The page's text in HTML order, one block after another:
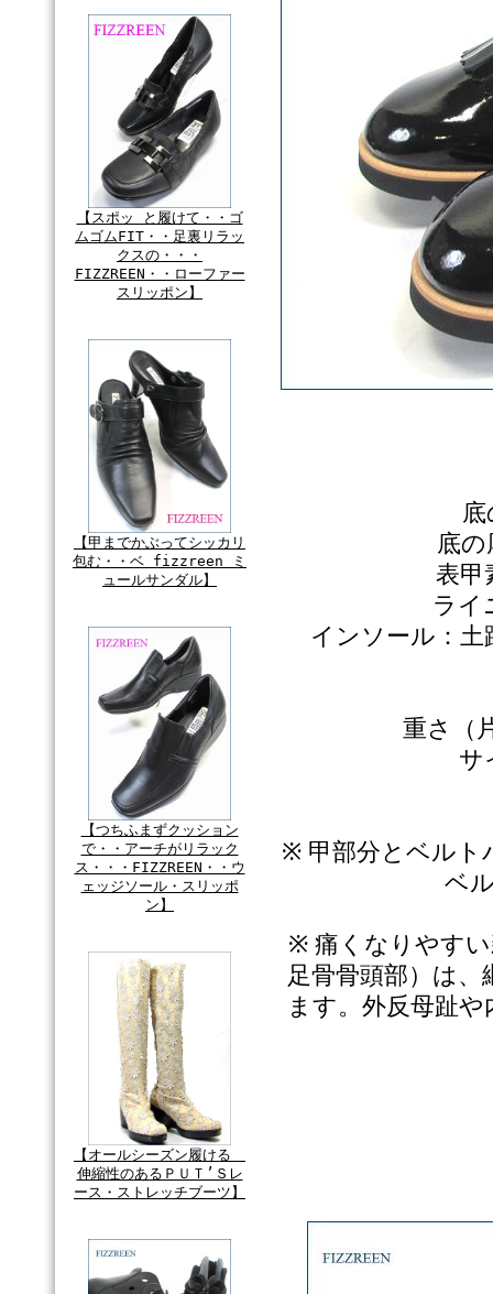
【スポッ と履けて・・ゴ
ムゴムFIT・・足裏リラッ
クスの・・・
FIZZREEN・・ローファー
スリッポン】
【甲までかぶってシッカリ
包む・・ベ fizzreen ミ
ュールサンダル】
【つちふまずクッション
で・・アーチがリラック
ス・・・FIZZREEN・・ウ
ェッジソール・スリッポ
ン】
【オールシーズン履ける
伸縮性のあるＰＵＴ’Ｓレ
ース・ストレッチブーツ】
底
表甲
ライ
インソール：
重さ（
サ
※ 甲部分とベルト
ベ
※ 痛くなりやすい
足骨骨頭部）は
ます。外反母趾